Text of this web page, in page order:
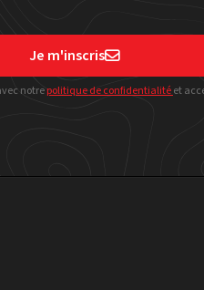
Je m'inscris
notrepolitiquede confidentialitéet